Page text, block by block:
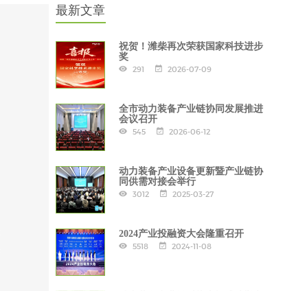
最新文章
祝贺！潍柴再次荣获国家科技进步
奖
291 2026-07-09
全市动力装备产业链协同发展推进
会议召开
545 2026-06-12
动力装备产业设备更新暨产业链协
同供需对接会举行
3012 2025-03-27
2024产业投融资大会隆重召开
5518 2024-11-08